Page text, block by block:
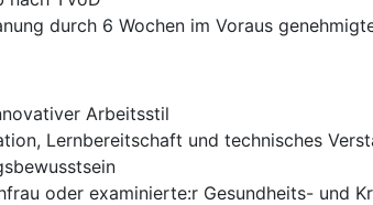
durch 6 Wochen im Voraus
Arbeitsstil
Lernbereitschaft und technisches
oder examinierte:r Gesundheits- und